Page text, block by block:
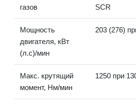
газов
SCR
Мощность
двигателя, кВт
(л.с)/мин
203 (276)
Макс. крутящий
момент, Нм/мин
1250 при